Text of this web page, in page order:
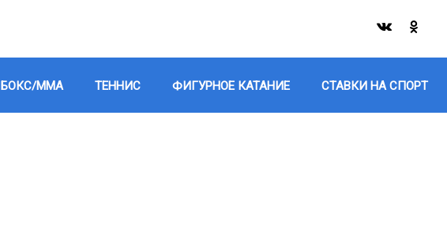
БОКС/ММА ТЕННИС ФИГУРНОЕ КАТАНИЕ СТАВКИ НА СПОРТ